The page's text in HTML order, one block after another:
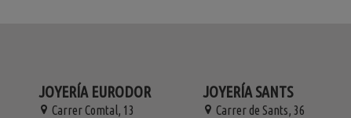
JOYERÍA EURODOR
Carrer Comtal, 13
JOYERÍA SANTS
Carrer de Sants, 36